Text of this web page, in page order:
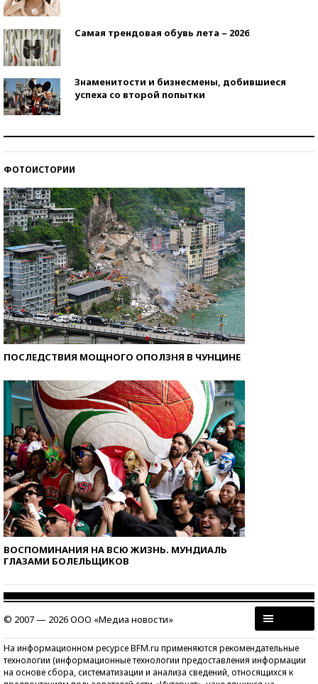
Самая трендовая обувь лета – 2026
Знаменитости и бизнесмены, добившиеся
успеха со второй попытки
ФОТОИСТОРИИ
ПОСЛЕДСТВИЯ МОЩНОГО ОПОЛЗНЯ В ЧУНЦИНЕ
ВОСПОМИНАНИЯ НА ВСЮ ЖИЗНЬ. МУНДИАЛЬ
ГЛАЗАМИ БОЛЕЛЬЩИКОВ
© 2007 — 2026 ООО «Медиа новости»
На информационном ресурсе BFM.ru применяются рекомендательные
технологии (информационные технологии предоставления информации
на основе сбора, систематизации и анализа сведений, относящихся к